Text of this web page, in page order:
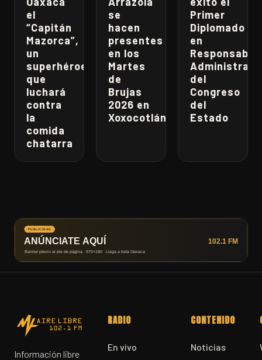
el
“Capitán
Mazorca”,
un
superhéroe
que
luchará
contra
la
comida
chatarra
se
hacen
presentes
en los
Martes
de
Brujas
2026 en
Xoxocotlán
Primer
Diplomado
en
del
Congreso
del
Estado
Información libre
RADIO
En vivo
CONTENIDO
Noticias